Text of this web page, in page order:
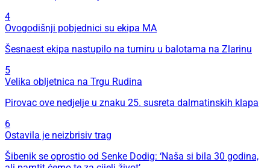
4
Ovogodišnji pobjednici su ekipa MA
Šesnaest ekipa nastupilo na turniru u balotama na Zlarinu
5
Velika obljetnica na Trgu Rudina
Pirovac ove nedjelje u znaku 25. susreta dalmatinskih klapa
6
Ostavila je neizbrisiv trag
Šibenik se oprostio od Senke Dodig: ‘Naša si bila 30 godina,